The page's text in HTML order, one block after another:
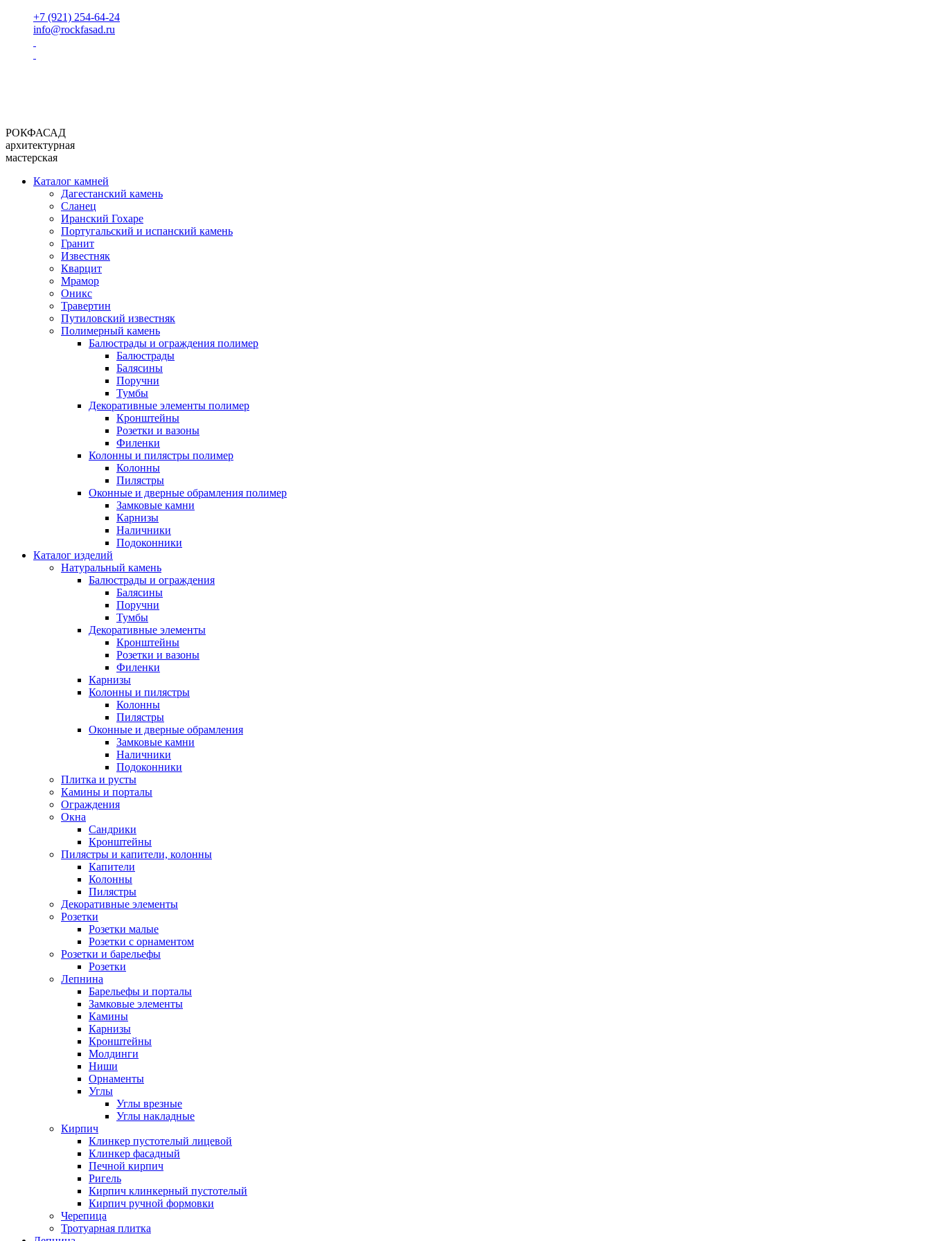
+7 (921) 254-64-24
info@rockfasad.ru
РОКФАСАД
архитектурная
мастерская
Каталог камней
Дагестанский камень
Сланец
Иранский Гохаре
Португальский и испанский камень
Гранит
Известняк
Кварцит
Мрамор
Оникс
Травертин
Путиловский известняк
Полимерный камень
Балюстрады и ограждения полимер
Балюстрады
Балясины
Поручни
Тумбы
Декоративные элементы полимер
Кронштейны
Розетки и вазоны
Филенки
Колонны и пилястры полимер
Колонны
Пилястры
Оконные и дверные обрамления полимер
Замковые камни
Карнизы
Наличники
Подоконники
Каталог изделий
Натуральный камень
Балюстрады и ограждения
Балясины
Поручни
Тумбы
Декоративные элементы
Кронштейны
Розетки и вазоны
Филенки
Карнизы
Колонны и пилястры
Колонны
Пилястры
Оконные и дверные обрамления
Замковые камни
Наличники
Подоконники
Плитка и русты
Камины и порталы
Ограждения
Окна
Сандрики
Кронштейны
Пилястры и капители, колонны
Капители
Колонны
Пилястры
Декоративные элементы
Розетки
Розетки малые
Розетки с орнаментом
Розетки и барельефы
Розетки
Лепнина
Барельефы и порталы
Замковые элементы
Камины
Карнизы
Кронштейны
Молдинги
Ниши
Орнаменты
Углы
Углы врезные
Углы накладные
Кирпич
Клинкер пустотелый лицевой
Клинкер фасадный
Печной кирпич
Ригель
Кирпич клинкерный пустотелый
Кирпич ручной формовки
Черепица
Тротуарная плитка